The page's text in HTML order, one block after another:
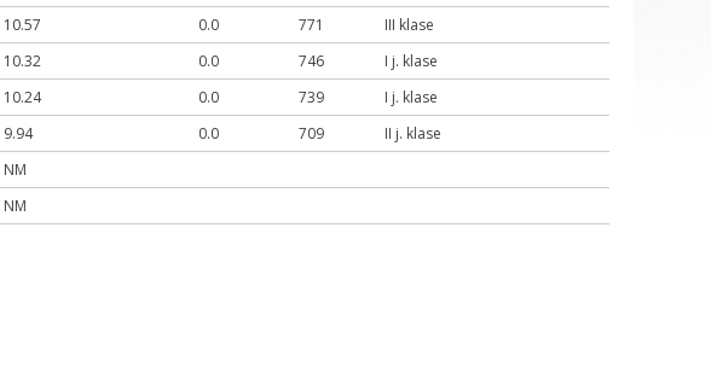
10.57 0.0 771
III klase
10.32 0.0 746
I j. klase
10.24 0.0 739
I j. klase
9.94 0.0 709
II j. klase
NM
NM